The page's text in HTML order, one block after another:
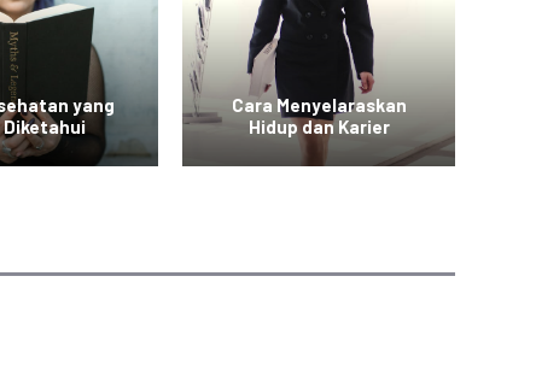
yang
Diketahui
Cara Menyelaraskan
Hidup dan Karier